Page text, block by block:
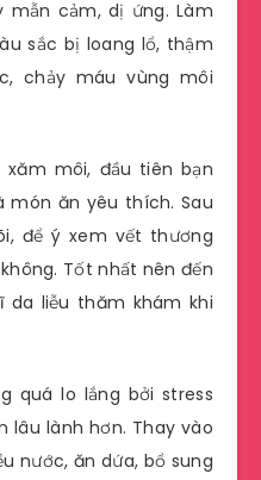
cảm, dị ứng. Làm
sắc bị loang lổ, thậm
chảy máu vùng môi
môi, đầu tiên bạn
món ăn yêu thích. Sau
để ý xem vết thương
Tốt nhất nên đến
liễu thăm khám khi
quá lo lắng bởi stress
lâu lành hơn. Thay vào
nước, ăn dứa, bổ sung